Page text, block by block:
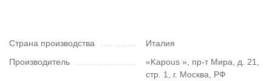
Страна производства
Италия
Производитель
«Kapous », пр-т Мира, д. 21,
стр. 1, г. Москва, РФ